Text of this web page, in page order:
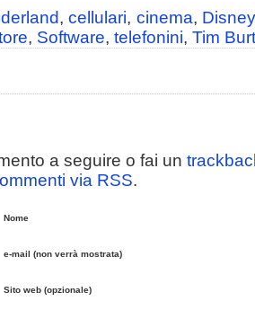
,cellulari, cinema,
, Software, telefonini, Tim
a seguire o fai un
via RSS.
Nome
e-mail (non verrà mostrata)
Sito web (opzionale)